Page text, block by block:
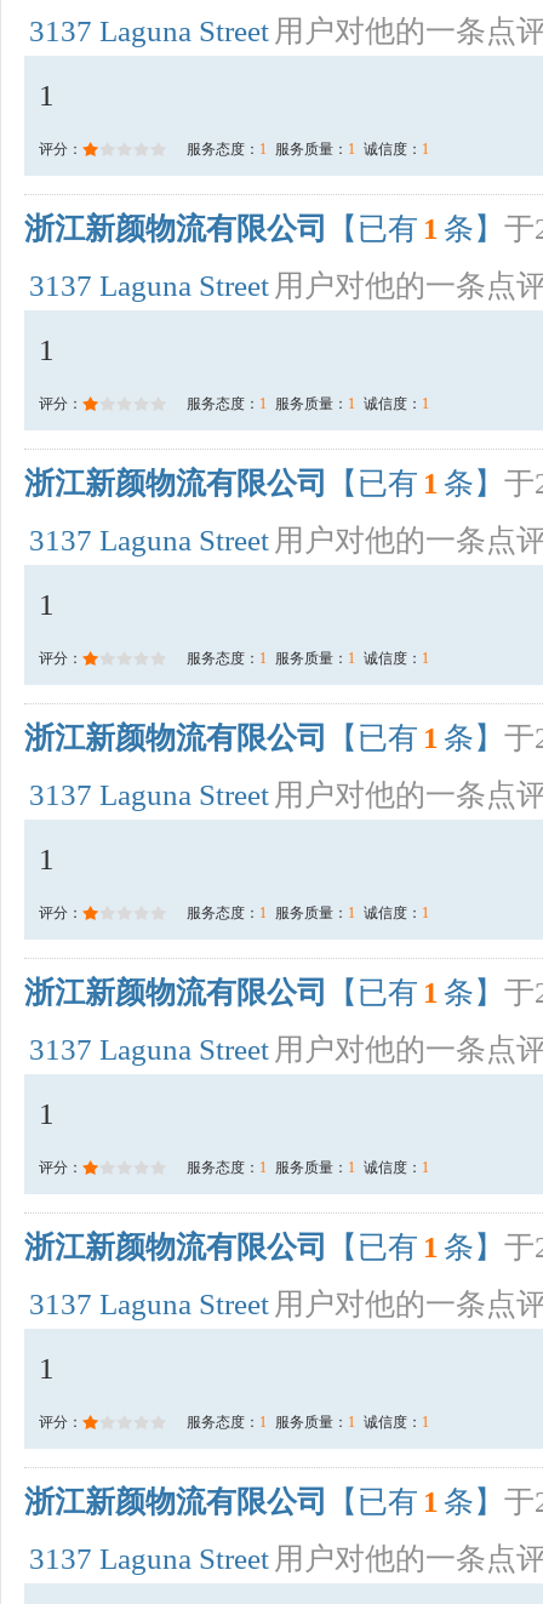
3137 Laguna Street 用户对他的一条点
1
评分： 服务态度： 1 服务质量： 1 诚信度： 1
浙江新颜物流有限公司 【已有 1 条】 于
3137 Laguna Street 用户对他的一条点
1
评分： 服务态度： 1 服务质量： 1 诚信度： 1
浙江新颜物流有限公司 【已有 1 条】 于
3137 Laguna Street 用户对他的一条点
1
评分： 服务态度： 1 服务质量： 1 诚信度： 1
浙江新颜物流有限公司 【已有 1 条】 于
3137 Laguna Street 用户对他的一条点
1
评分： 服务态度： 1 服务质量： 1 诚信度： 1
浙江新颜物流有限公司 【已有 1 条】 于
3137 Laguna Street 用户对他的一条点
1
评分： 服务态度： 1 服务质量： 1 诚信度： 1
浙江新颜物流有限公司 【已有 1 条】 于
3137 Laguna Street 用户对他的一条点
1
评分： 服务态度： 1 服务质量： 1 诚信度： 1
浙江新颜物流有限公司 【已有 1 条】 于
3137 Laguna Street 用户对他的一条点